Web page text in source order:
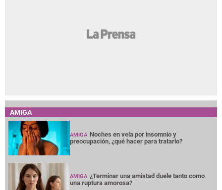
AMIGA
AMIGA Noches en vela por insomnio y
preocupación, ¿qué hacer para tratarlo?
AMIGA ¿Terminar una amistad duele tanto como
una ruptura amorosa?